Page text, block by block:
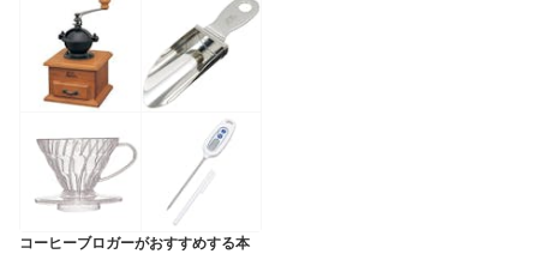
コーヒーブロガーがおすすめする本